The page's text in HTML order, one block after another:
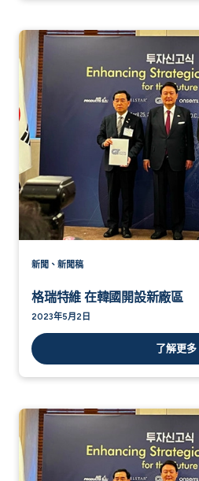
新聞、新聞稿
格瑞特維 在韓國開設新廠區
2023年5月2日
了解更多